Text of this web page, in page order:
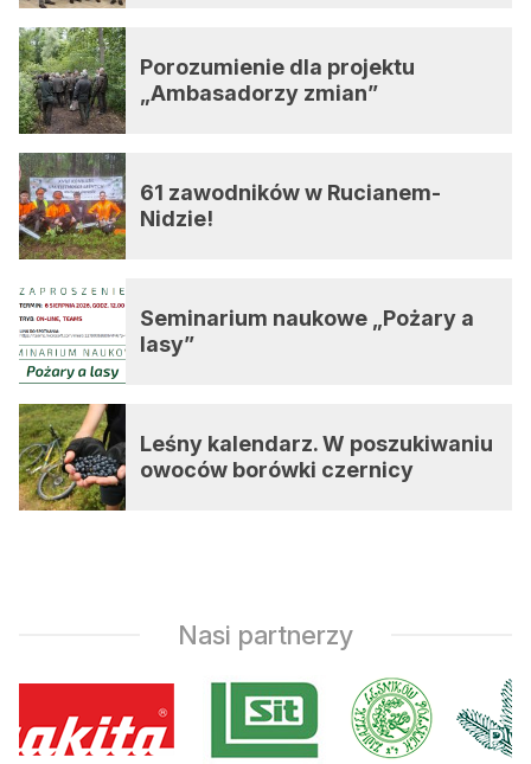
Porozumienie dla projektu
„Ambasadorzy zmian”
61 zawodników w Rucianem-
Nidzie!
Seminarium naukowe „Pożary a
lasy”
Leśny kalendarz. W poszukiwaniu
owoców borówki czernicy
Nasi partnerzy